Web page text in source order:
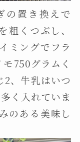
の置き換えで
粗くつぶし、
ミングでフラ
750グラムく
2、牛乳はいつ
く入れていま
のある美味し